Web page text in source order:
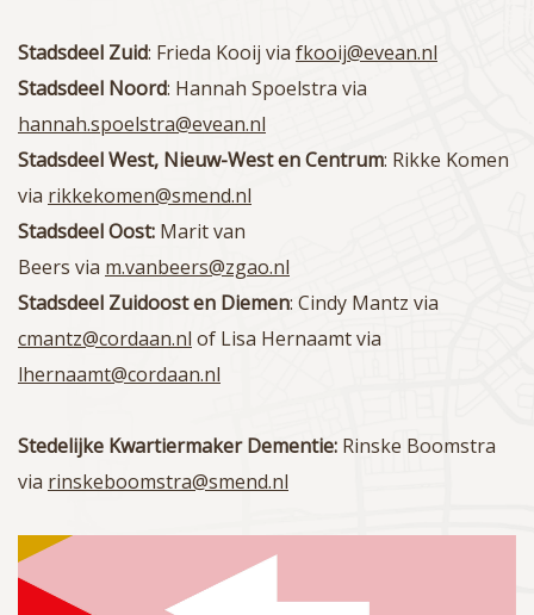
Stadsdeel Zuid: Frieda Kooij via fkooij@evean.nl
Stadsdeel Noord: Hannah Spoelstra via
hannah.spoelstra@evean.nl
Stadsdeel West, Nieuw-West en Centrum: Rikke Komen
via rikkekomen@smend.nl
Stadsdeel Oost: Marit van
Beers via m.vanbeers@zgao.nl
Stadsdeel Zuidoost en Diemen: Cindy Mantz via
cmantz@cordaan.nl of Lisa Hernaamt via
lhernaamt@cordaan.nl
Stedelijke Kwartiermaker Dementie: Rinske Boomstra
via rinskeboomstra@smend.nl